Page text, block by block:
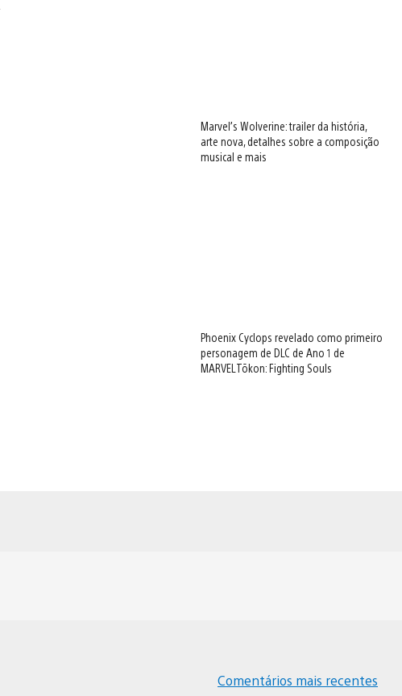
Marvel’s Wolverine: trailer da história,
arte nova, detalhes sobre a composição
musical e mais
Phoenix Cyclops revelado como primeiro
personagem de DLC de Ano 1 de
MARVEL Tōkon: Fighting Souls
Comentários mais recentes